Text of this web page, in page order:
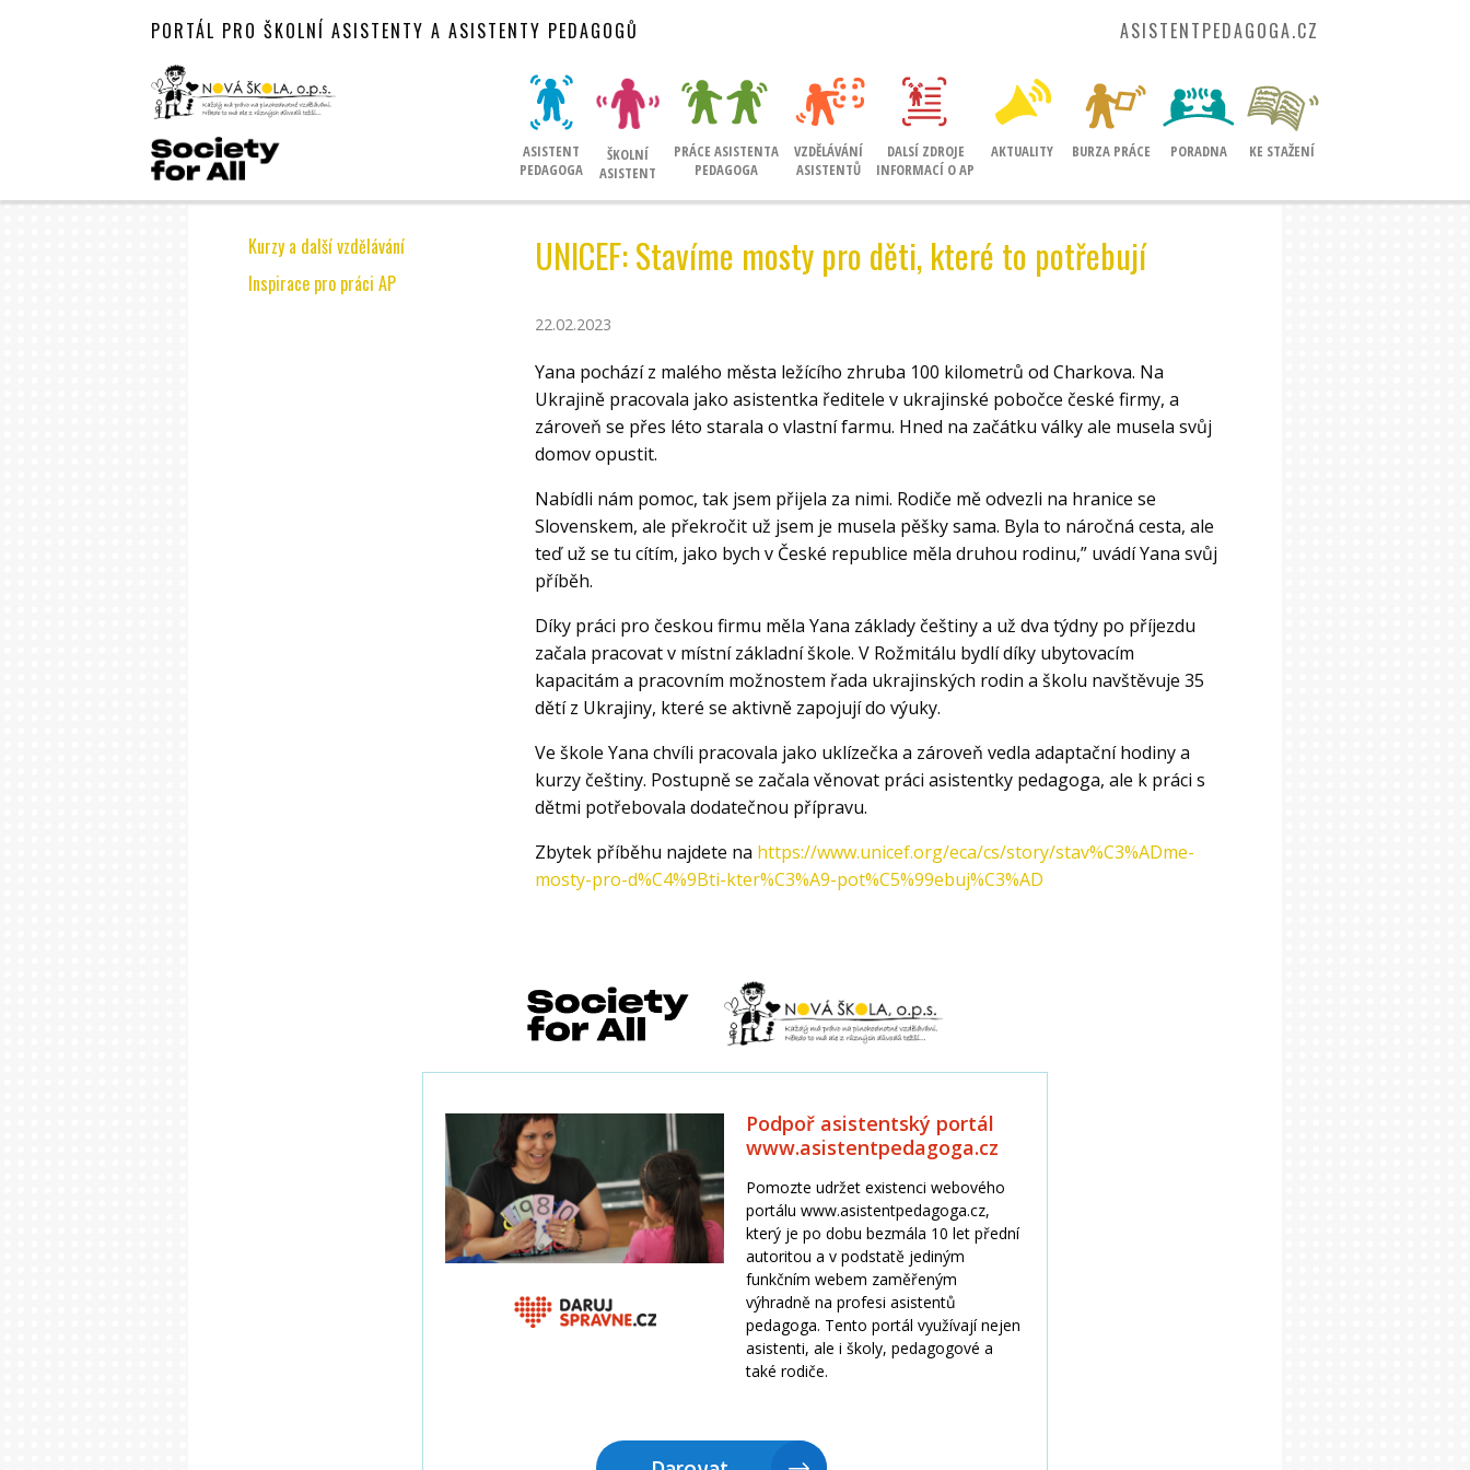
PORTÁL PRO ŠKOLNÍ ASISTENTY A ASISTENTY PEDAGOGŮ ASISTENTPEDAGOGA.CZ
ASISTENT
PEDAGOGA
ŠKOLNÍ
ASISTENT
PRÁCE ASISTENTA
PEDAGOGA
VZDĚLÁVÁNÍ
ASISTENTŮ
DALSÍ ZDROJE
INFORMACÍ O AP
AKTUALITY BURZA PRÁCE PORADNA KE STAŽENÍ
Kurzy a další vzdělávání
Inspirace pro práci AP
UNICEF: Stavíme mosty pro děti, které to potřebují
22.02.2023
Yana pochází z malého města ležícího zhruba 100 kilometrů od Charkova. Na
Ukrajině pracovala jako asistentka ředitele v ukrajinské pobočce české firmy, a
zároveň se přes léto starala o vlastní farmu. Hned na začátku války ale musela svůj
domov opustit.
Nabídli nám pomoc, tak jsem přijela za nimi. Rodiče mě odvezli na hranice se
Slovenskem, ale překročit už jsem je musela pěšky sama. Byla to náročná cesta, ale
teď už se tu cítím, jako bych v České republice měla druhou rodinu,” uvádí Yana svůj
příběh.
Díky práci pro českou firmu měla Yana základy češtiny a už dva týdny po příjezdu
začala pracovat v místní základní škole. V Rožmitálu bydlí díky ubytovacím
kapacitám a pracovním možnostem řada ukrajinských rodin a školu navštěvuje 35
dětí z Ukrajiny, které se aktivně zapojují do výuky.
Ve škole Yana chvíli pracovala jako uklízečka a zároveň vedla adaptační hodiny a
kurzy češtiny. Postupně se začala věnovat práci asistentky pedagoga, ale k práci s
dětmi potřebovala dodatečnou přípravu.
Zbytek příběhu najdete na https://www.unicef.org/eca/cs/story/stav%C3%ADme-
mosty-pro-d%C4%9Bti-kter%C3%A9-pot%C5%99ebuj%C3%AD